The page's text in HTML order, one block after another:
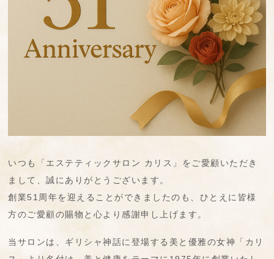
いつも「エステティックサロン カリス」をご愛顧いただき
まして、誠にありがとうございます。
創業51周年を迎えることができましたのも、ひとえに皆様
方のご愛顧の賜物と心より感謝申し上げます。
当サロンは、ギリシャ神話に登場する美と優雅の女神「カリ